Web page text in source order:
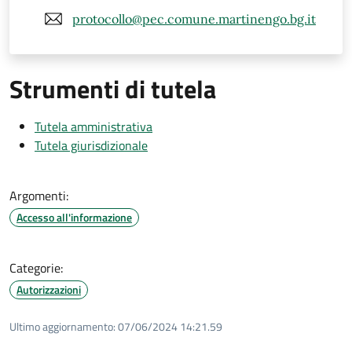
protocollo@pec.comune.martinengo.bg.it
Strumenti di tutela
Tutela amministrativa
Tutela giurisdizionale
Argomenti:
Accesso all'informazione
Categorie:
Autorizzazioni
Ultimo aggiornamento:07/06/2024 14:21.59